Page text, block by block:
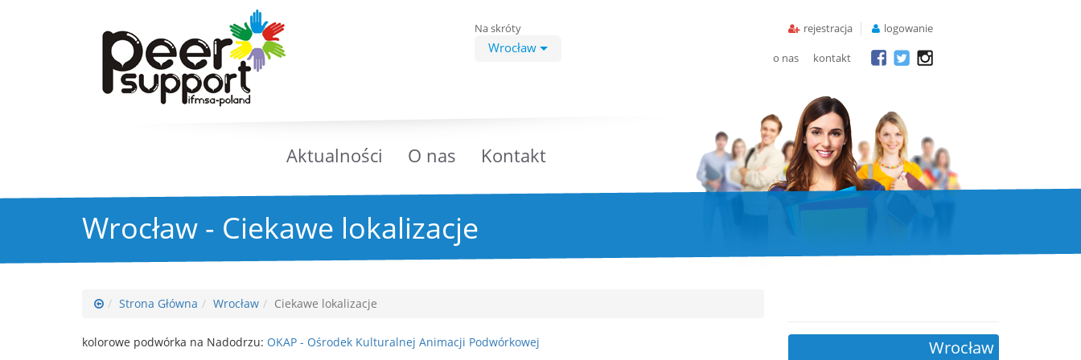
Na skróty
Wrocław
rejestracja logowanie
o nas kontakt
Aktualności O nas Kontakt
Wrocław - Ciekawe lokalizacje
Strona Główna Wrocław Ciekawe lokalizacje
kolorowe podwórka na Nadodrzu: OKAP - Ośrodek Kulturalnej Animacji Podwórkowej
Wrocław